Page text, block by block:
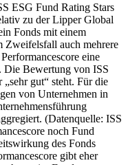
ESG Fund Rating Stars
zu der Lipper Global
Fonds mit einem
Zweifelsfall auch mehrere
eine
Die Bewertung von ISS
gut“ steht. Für die
von Unternehmen in
(Datenquelle: ISS
noch Fund
des Fonds
gibt eher